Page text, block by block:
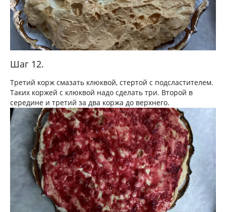
Шаг 12.
Третий корж смазать клюквой, стертой с подсластителем.
Таких коржей с клюквой надо сделать три. Второй в
середине и третий за два коржа до верхнего.